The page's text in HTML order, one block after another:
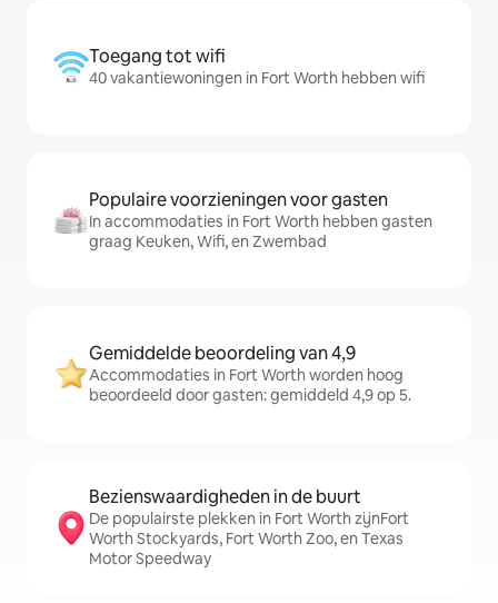
Toegang tot wifi
40 vakantiewoningen in Fort Worth hebben wifi
Populaire voorzieningen voor gasten
In accommodaties in Fort Worth hebben gasten
graag Keuken, Wifi, en Zwembad
Gemiddelde beoordeling van 4,9
Accommodaties in Fort Worth worden hoog
beoordeeld door gasten: gemiddeld 4,9 op 5.
Bezienswaardigheden in de buurt
De populairste plekken in Fort Worth zijnFort
Worth Stockyards, Fort Worth Zoo, en Texas
Motor Speedway